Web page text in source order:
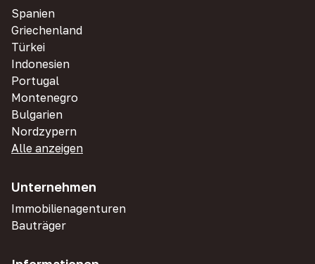
Spanien
Griechenland
Türkei
Indonesien
Portugal
Montenegro
Bulgarien
Nordzypern
Alle anzeigen
Unternehmen
Immobilienagenturen
Bauträger